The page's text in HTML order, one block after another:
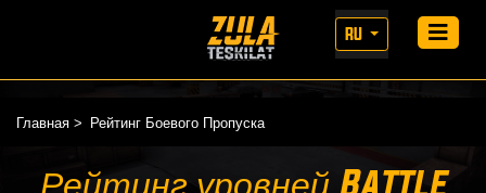
RU
Главная Рейтинг Боевого Пропуска
Рейтинг уровней Battle